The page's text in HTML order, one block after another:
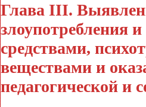
Глава III.
злоупотребления
средствами,
веществами и
педагогической и